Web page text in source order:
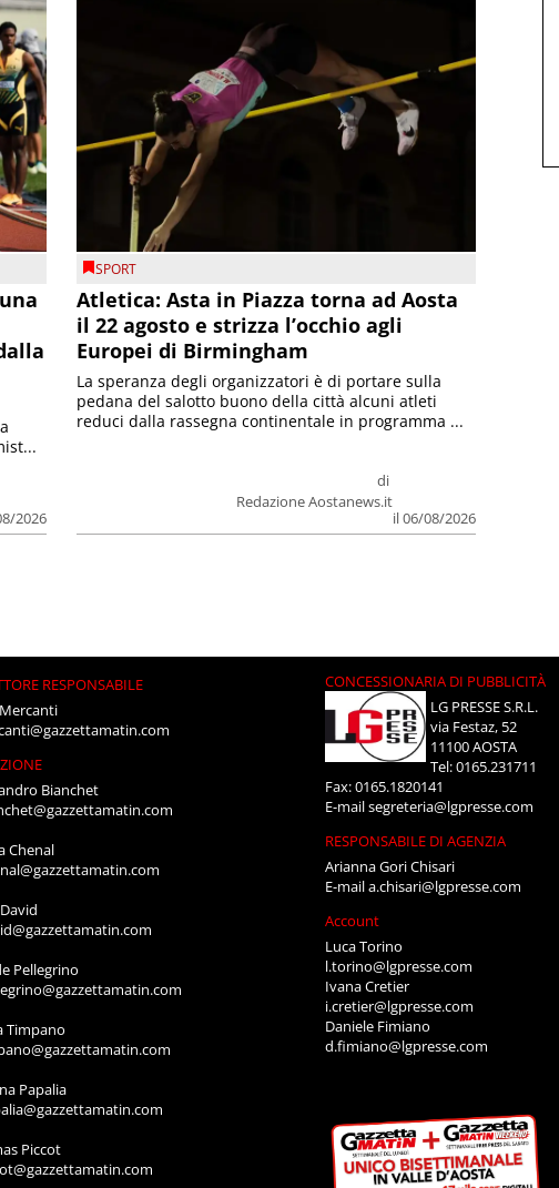
2026
SPORT
Atletica: Asta in Piazza torna ad Aosta
il 22 agosto e strizza l’occhio agli
Europei di Birmingham
di
Redazione Aostanews.it
il 06/08/2026
La speranza degli organizzatori è di portare sulla
pedana del salotto buono della città alcuni atleti
reduci dalla rassegna continentale in programma ...
RESPONSABILE
Bianchet
Chenal
Pellegrino
Timpano
Papalia
Piccot
CONCESSIONARIA DI PUBBLICITÀ
LG PRESSE S.R.L.
via Festaz, 52
11100 AOSTA
Tel: 0165.231711
Fax: 0165.1820141
E-mailsegreteria@lgpresse.com
RESPONSABILE DI AGENZIA
Arianna Gori Chisari
E-maila.chisari@lgpresse.com
Account
Luca Torino
l.torino@lgpresse.com
Ivana Cretier
i.cretier@lgpresse.com
Daniele Fimiano
d.fimiano@lgpresse.com